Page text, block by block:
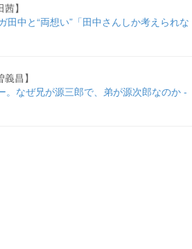
】
田中と“両想い”「田中さんしか考えられな
昌】
。なぜ兄が源三郎で、弟が源次郎なのか -